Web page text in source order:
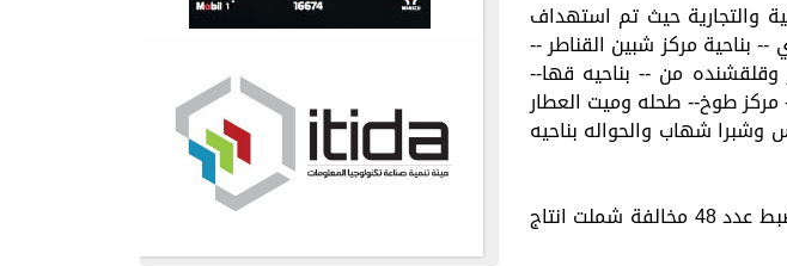
والتجارية حيث تم استهداف
بناحية مركز شبين القناطر --
وقلقشنده من -- بناحيه قها--
مركز طوخ-- طحله وميت العطار
وشبرا شهاب والحواله بناحيه
اولا قطاع المخابز البلدية التى تنتج رغيف بلدى مدعم أسفرت هذه الحملات عن ضبط عدد 48 مخالفة شملت انتاج